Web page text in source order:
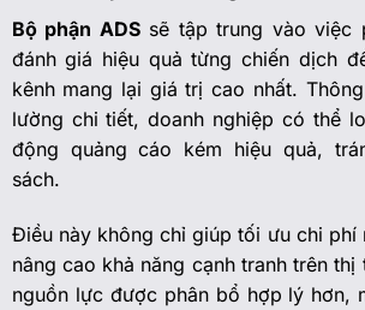
Bộ phận ADSsẽ tập trung vào việc
đánh giá hiệu quả từng chiến dịch
kênh mang lại giá trị cao nhất.
lường chi tiết, doanh nghiệp có thể
động quảng cáo kém hiệu quả,
sách.
Điều này không chỉ giúp tối ưu chi phí
nâng cao khả năng cạnh tranh trên
nguồn lực được phân bổ hợp lý hơn,